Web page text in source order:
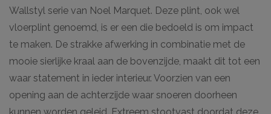
Wallstyl serie van Noel Marquet. Deze plint, ook wel
vloerplint genoemd, is er een die bedoeld is om impact
te maken. De strakke afwerking in combinatie met de
mooie sierlijke kraal aan de bovenzijde, maakt dit tot een
waar statement in ieder interieur. Voorzien van een
opening aan de achterzijde waar snoeren doorheen